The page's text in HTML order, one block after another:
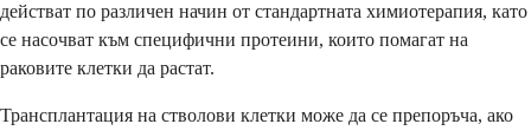
действат по различен начин от стандартната химиотерапия, като
се насочват към специфични протеини, които помагат на
раковите клетки да растат.
Трансплантация на стволови клетки може да се препоръча, ако